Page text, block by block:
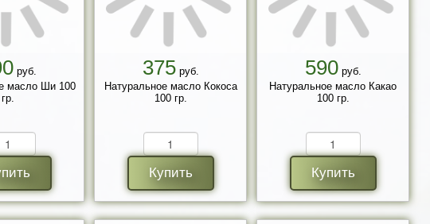
руб.
масло Ши 100
гр.
375руб.
Натуральное масло Кокоса
100 гр.
Купить
590руб.
Натуральное масло Какао
100 гр.
Купить